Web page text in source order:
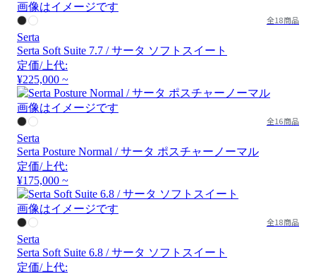
画像はイメージです
全18商品
Serta
Serta Soft Suite 7.7 / サータ ソフトスイート
定価/上代:
¥225,000 ~
画像はイメージです
全16商品
Serta
Serta Posture Normal / サータ ポスチャーノーマル
定価/上代:
¥175,000 ~
画像はイメージです
全18商品
Serta
Serta Soft Suite 6.8 / サータ ソフトスイート
定価/上代: